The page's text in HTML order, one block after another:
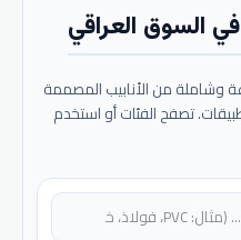
في السوق العراقي
وشاملة من الأنابيب المصممة
تصفح الفئات أو استخدم